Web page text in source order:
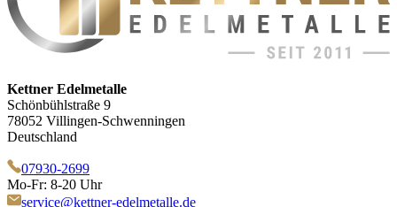
Kettner Edelmetalle
Schönbühlstraße 9
78052 Villingen-Schwenningen
Deutschland
07930-2699
Mo-Fr: 8-20 Uhr
service@kettner-edelmetalle.de